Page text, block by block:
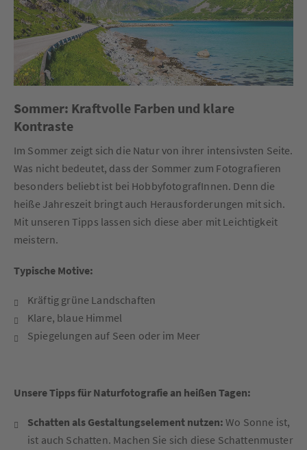
Sommer: Kraftvolle Farben und klare
Kontraste
Im Sommer zeigt sich die Natur von ihrer intensivsten Seite.
Was nicht bedeutet, dass der Sommer zum Fotografieren
besonders beliebt ist bei HobbyfotografInnen. Denn die
heiße Jahreszeit bringt auch Herausforderungen mit sich.
Mit unseren Tipps lassen sich diese aber mit Leichtigkeit
meistern.
Typische Motive:
Kräftig grüne Landschaften
Klare, blaue Himmel
Spiegelungen auf Seen oder im Meer
Unsere Tipps für Naturfotografie an heißen Tagen:
Schatten als Gestaltungselement nutzen: Wo Sonne ist,
ist auch Schatten. Machen Sie sich diese Schattenmuster